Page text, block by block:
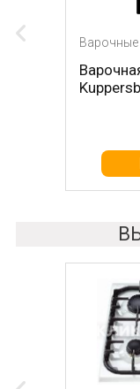
Варочные
Варочные